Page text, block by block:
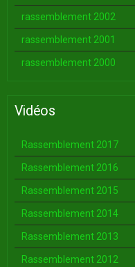
rassemblement 2002
rassemblement 2001
rassemblement 2000
Vidéos
Rassemblement 2017
Rassemblement 2016
Rassemblement 2015
Rassemblement 2014
Rassemblement 2013
Rassemblement 2012